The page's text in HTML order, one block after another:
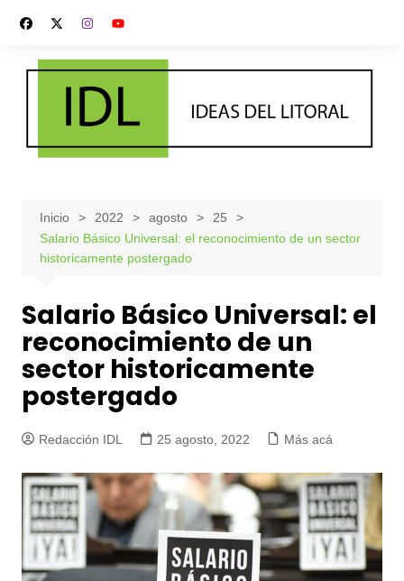
contenido
Inicio 2022 agosto
25
Salario Básico Universal: el reconocimiento de un sector
historicamente postergado
Salario Básico Universal: el
reconocimiento de un
sector historicamente
postergado
Redacción IDL 25 agosto, 2022 Más acá